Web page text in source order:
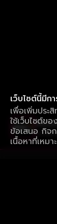
เว็บไซต์นี้มีก
เพื่อเพิ่มประ
ใช้เว็บไซต์ข
ข้อเสนอ กิจ
เนื้อหาที่เหม
ใช้งา
ดาวน์โ